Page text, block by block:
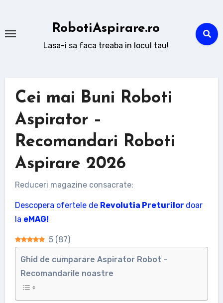
conținut
RobotiAspirare.ro
Lasa-i sa faca treaba in locul tau!
Cei mai Buni Roboti
Aspirator –
Recomandari Roboti
Aspirare 2026
Reduceri magazine consacrate:
Descopera ofertele de Revolutia Preturilor doar
la eMAG!
5 (87)
Ghid de cumparare Aspirator Robot -
Recomandarile noastre